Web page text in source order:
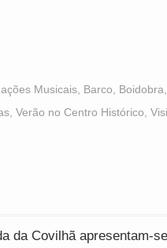
Musicais, Barco Boidobra
, Verão no Centro Histórico
da Covilhã apresentam-